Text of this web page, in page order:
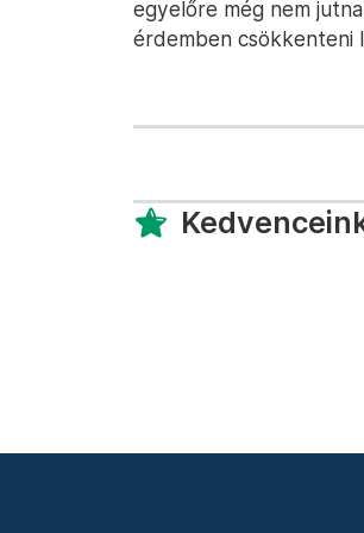
egyelőre még nem
érdemben csökkenteni